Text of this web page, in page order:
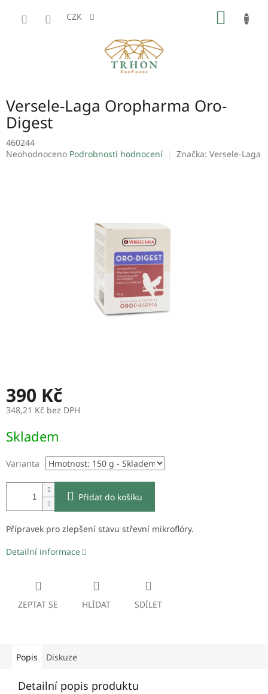
CZK
Versele-Laga Oropharma Oro-
Digest
460244
Průměrné
Neohodnoceno Podrobnosti hodnocení Značka: Versele-Laga
390 Kč
348,21 Kč bez DPH
cena:
Skladem
Varianta
Přidat do košíku
Přípravek pro zlepšení stavu střevní mikroflóry.
Detailní informace
ZEPTAT SE HLÍDAT SDÍLET
Popis Diskuze
Detailní popis produktu